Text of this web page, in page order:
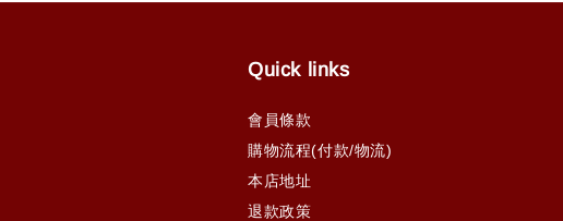
Quick links
會員條款
購物流程(付款/物流)
本店地址
退款政策